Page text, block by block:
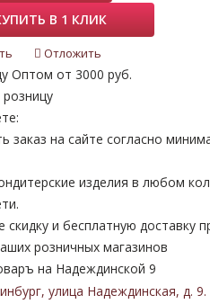
В 1 КЛИК
Отложить
Оптом от 3000 руб.
заказ на сайте согласно
изделия в любом
скидку и бесплатную доставку
розничных магазинов
на Надеждинской 9
, улица Надеждинская, д. 9.